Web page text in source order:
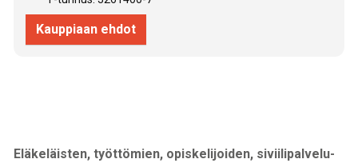
Eläkeläisten, työttömien, opiskelijoiden, siviilipalvelu-